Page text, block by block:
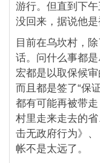
游行。但直到下
没回来，据说他
目前在乌坎村，
话。问什么事都
宏都是以取保候
而且都是签了“保
都有可能再被带
村里走来走去的
击无政府行为》
帐不是太远了。